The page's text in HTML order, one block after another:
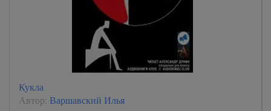
Кукла
Автор: Варшавский Илья